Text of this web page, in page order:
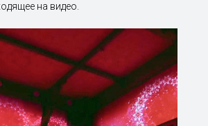
на видео.